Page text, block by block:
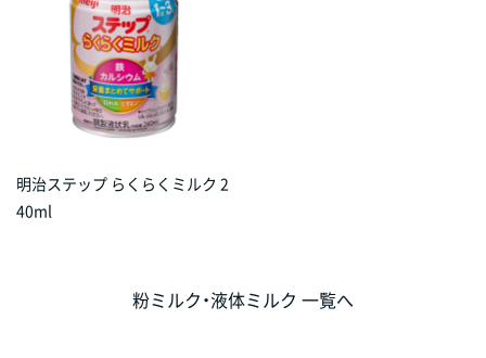
明治ステップ らくらくミルク 2
40ml
粉ミルク・液体ミルク 一覧へ